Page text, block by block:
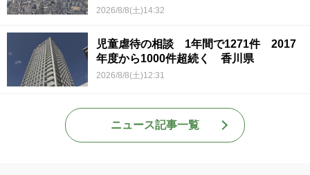
2026/8/8(土)14:32
児童虐待の相談 1年間で1271件 2017
年度から1000件超続く 香川県
2026/8/8(土)12:31
ニュース記事一覧